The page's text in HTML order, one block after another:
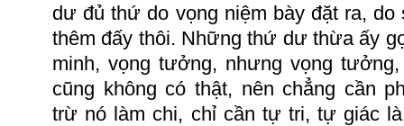
dư đủ thứ do vọng niệm bày đặt ra,
thêm đấy thôi. Những thứ dư thừa ấy
minh, vọng tưởng, nhưng vọng
cũng không có thật, nên chẳng cần
trừ nó làm chi, chỉ cần tự tri, tự giác